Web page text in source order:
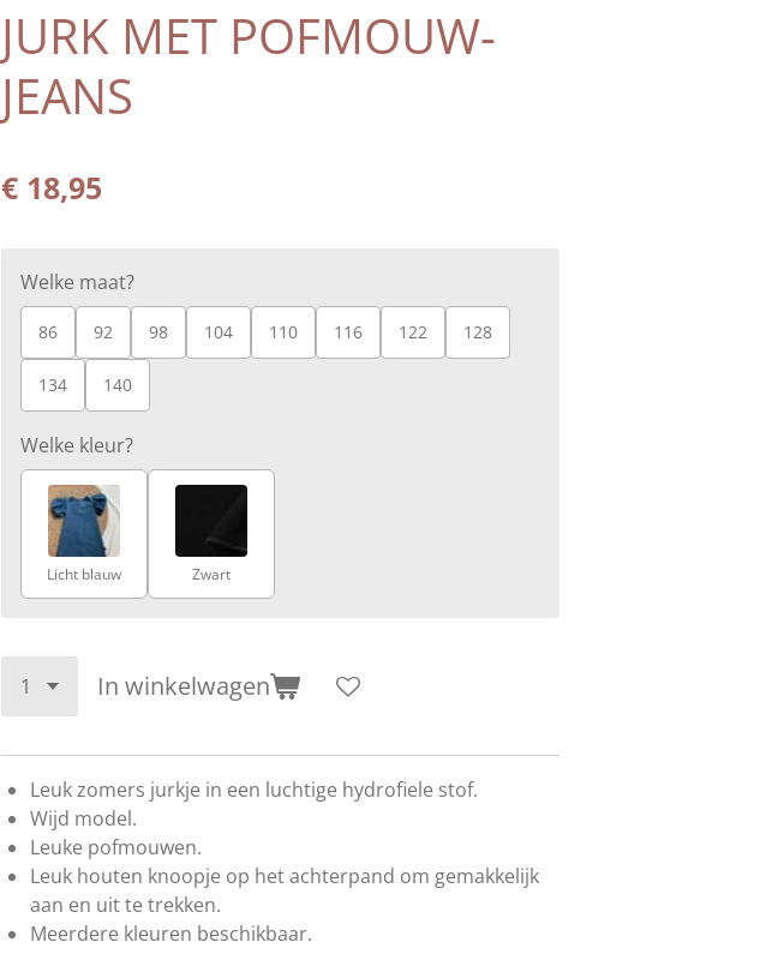
JURK MET POFMOUW-
JEANS
€ 18,95
Welke maat?
86 92 98 104 110 116 122 128
134 140
Welke kleur?
Licht blauw Zwart
In winkelwagen
Leuk zomers jurkje in een luchtige hydrofiele stof.
Wijd model.
Leuke pofmouwen.
Leuk houten knoopje op het achterpand om gemakkelijk
aan en uit te trekken.
Meerdere kleuren beschikbaar.